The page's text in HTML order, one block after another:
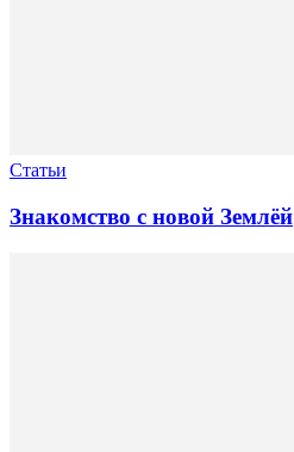
Статьи
Знакомство с новой Землёй